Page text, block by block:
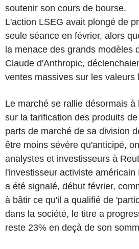
soutenir son cours de bourse.
L'action LSEG avait plongé de
seule séance en février, alors
la menace des grands modèles
Claude d'Anthropic,
ventes massives sur les valeurs
Le marché se rallie désormais à
sur la tarification des produits
parts de marché de sa division
être moins sévère qu'anticipé,
analystes et investisseurs à
l'investisseur activiste
a été signalé, début février,
à bâtir ce qu'il a qualifié de
dans la société, le titre a
reste 23% en deçà de son